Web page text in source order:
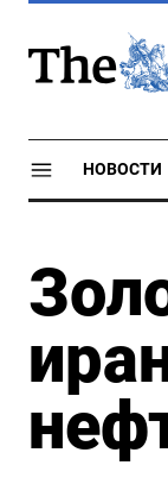
НОВОСТИ